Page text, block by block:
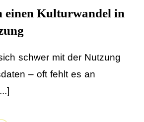
einen Kulturwandel in
schwer mit der Nutzung
– oft fehlt es an